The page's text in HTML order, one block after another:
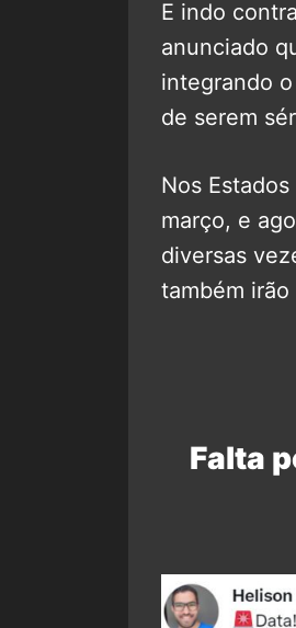
E indo
anunciado
integrando
de serem
Nos
março, e
diversas
também irão
Falta